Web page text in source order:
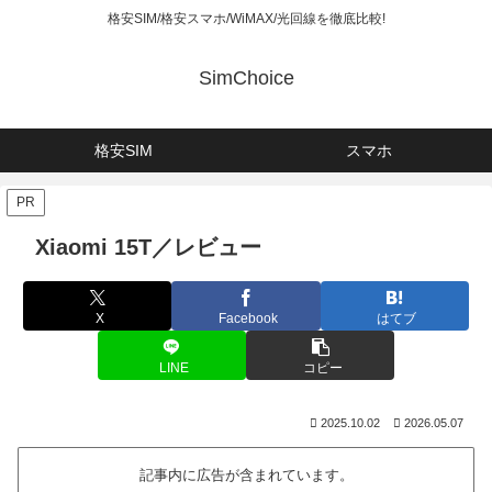
格安SIM/格安スマホ/WiMAX/光回線を徹底比較!
SimChoice
格安SIM スマホ
PR
Xiaomi 15T／レビュー
X Facebook はてブ
LINE コピー
2025.10.02 2026.05.07
記事内に広告が含まれています。